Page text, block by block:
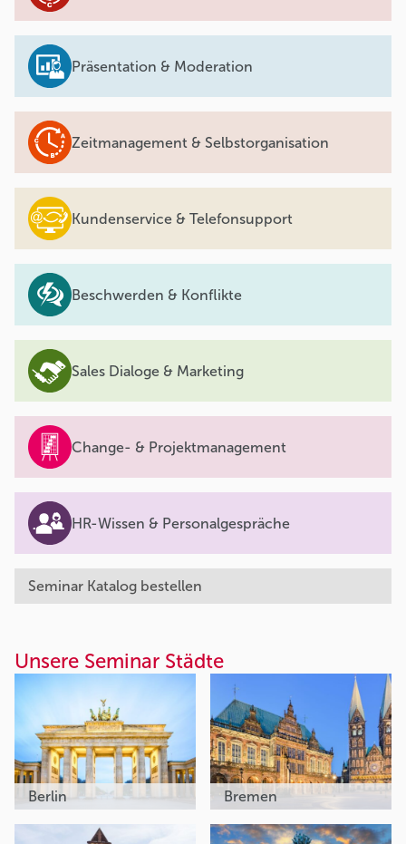
Präsentation & Moderation
Zeitmanagement & Selbstorganisation
Kundenservice & Telefonsupport
Beschwerden & Konflikte
Sales Dialoge & Marketing
Change- & Projektmanagement
HR-Wissen & Personalgespräche
Seminar Katalog bestellen
Unsere Seminar Städte
Berlin Bremen